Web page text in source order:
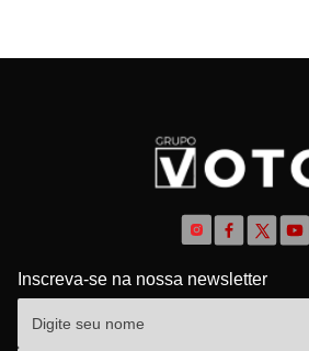
Inscreva-se na nossa newsletter